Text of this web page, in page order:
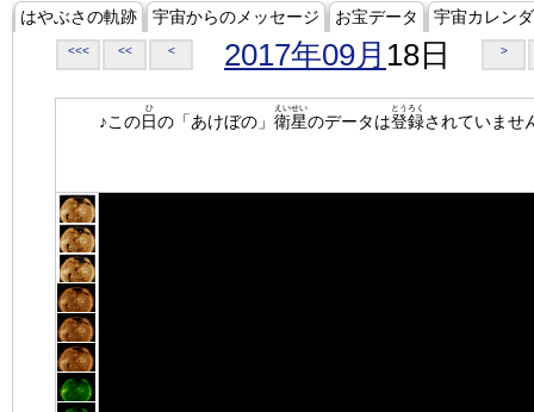
はやぶさの軌跡 宇宙からのメッセージ お宝データ 宇宙カレン
<<< << < 2017年09月 18日 >
♪この日
ひ
の「あけぼの」 衛星
えいせい
のデータは登録
とうろく
されていませ